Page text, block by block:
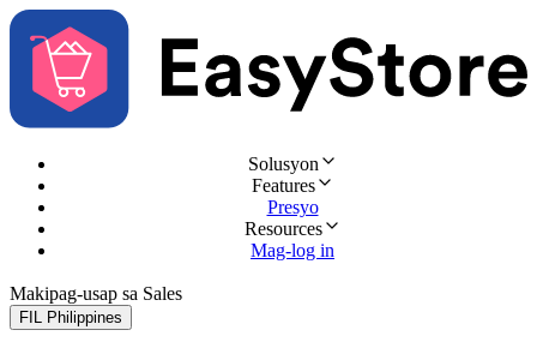
Solusyon
Features
Presyo
Resources
Mag-log in
Makipag-usap sa Sales
FIL Philippines